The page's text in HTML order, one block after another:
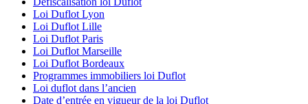
Loi Duflot Lyon
Loi Duflot Lille
Loi Duflot Paris
Loi Duflot Marseille
Loi Duflot Bordeaux
Programmes immobiliers loi Duflot
Loi duflot dans l’ancien
Date d’entrée en vigueur de la loi Duflot